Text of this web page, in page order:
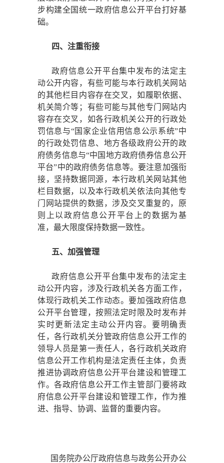
步构建全国统一政府信息公开平台打好基
础。
四、注重衔接
政府信息公开平台集中发布的法定主
动公开内容，有些可能与本行政机关网站
的其他栏目内容存在交叉，如履职依据、
机关简介等；有些可能与其他专门网站内
容存在交叉，如各行政机关公开的行政处
罚信息与“国家企业信用信息公示系统”中
的行政处罚信息、地方各级政府公开的政
府债务信息与“中国地方政府债券信息公开
平台”中的政府债务信息等。要注意加强衔
接，坚持数据同源，本行政机关网站其他
栏目数据，以及本行政机关依法向其他专
门网站提供的数据，涉及交叉重复的，原
则上以政府信息公开平台上的数据为基
准，最大限度保持数据一致性。
五、加强管理
政府信息公开平台集中发布的法定主
动公开内容，涉及行政机关各方面工作，
体现行政机关工作动态。要加强政府信息
公开平台管理，按照法定时限及时发布并
实时更新法定主动公开内容。要明确责
任，各行政机关分管政府信息公开工作的
领导人员是第一责任人，各行政机关政府
信息公开工作机构是法定责任主体，负责
推进协调政府信息公开平台建设和管理工
作。各政府信息公开工作主管部门要将政
府信息公开平台建设和管理工作，作为推
进、指导、协调、监督的重要内容。
国务院办公厅政府信息与政务公开办公